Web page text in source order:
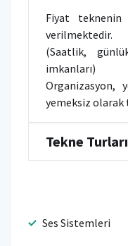
Fiyat
verilmektedir.
(Saatlik,
imkanları)
Organizasyon,
yemeksiz
Tekne
Ses Sistemleri